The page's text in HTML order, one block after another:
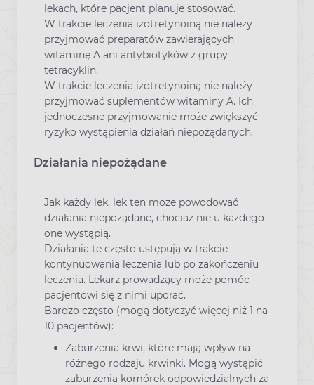
lekach, które pacjent planuje stosować.
W trakcie leczenia izotretynoiną nie należy
przyjmować preparatów zawierających
witaminę A ani antybiotyków z grupy
tetracyklin.
W trakcie leczenia izotretynoiną nie należy
przyjmować suplementów witaminy A. Ich
jednoczesne przyjmowanie może zwiększyć
ryzyko wystąpienia działań niepożądanych.
Działania niepożądane
Jak każdy lek, lek ten może powodować
działania niepożądane, chociaż nie u każdego
one wystąpią.
Działania te często ustępują w trakcie
kontynuowania leczenia lub po zakończeniu
leczenia. Lekarz prowadzący może pomóc
pacjentowi się z nimi uporać.
Bardzo często (mogą dotyczyć więcej niż 1 na
10 pacjentów):
Zaburzenia krwi, które mają wpływ na
różnego rodzaju krwinki. Mogą wystąpić
zaburzenia komórek odpowiedzialnych za